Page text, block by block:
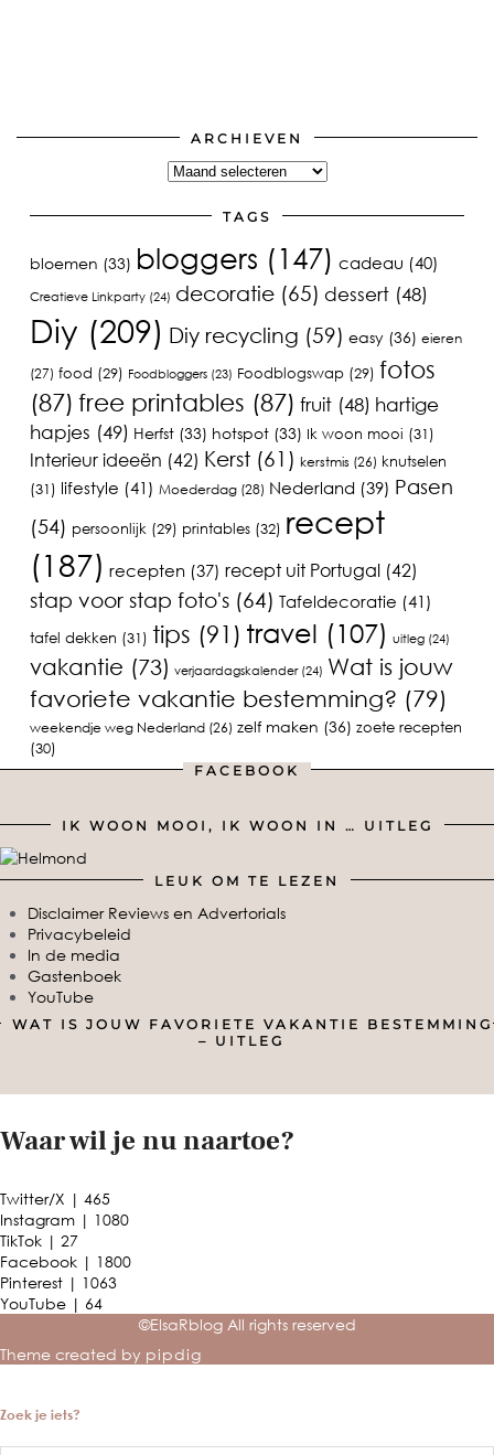
ARCHIEVEN
Archieven
TAGS
bloemen (33) bloggers (147) cadeau (40)
Creatieve Linkparty (24) decoratie (65) dessert (48)
Diy (209) Diy recycling (59) easy (36) eieren
(27) food (29) Foodbloggers (23) Foodblogswap (29) fotos
(87) free printables (87) fruit (48) hartige
hapjes (49) Herfst (33) hotspot (33) Ik woon mooi (31)
Interieur ideeën (42) Kerst (61) kerstmis (26) knutselen
(31) lifestyle (41) Moederdag (28) Nederland (39) Pasen
(54) persoonlijk (29) printables (32) recept
(187) recepten (37) recept uit Portugal (42)
stap voor stap foto's (64) Tafeldecoratie (41)
tafel dekken (31) tips (91) travel (107) uitleg (24)
vakantie (73) verjaardagskalender(24) Wat is jouw
favoriete vakantie bestemming? (79)
weekendje weg Nederland (26) zelf maken (36) zoete recepten
(30)
FACEBOOK
IK WOON MOOI, IK WOON IN … UITLEG
LEUK OM TE LEZEN
Disclaimer Reviews en Advertorials
Privacybeleid
In de media
Gastenboek
YouTube
WAT IS JOUW FAVORIETE VAKANTIE BESTEMMING
– UITLEG
Waar wil je nu naartoe?
Twitter/X | 465
Instagram | 1080
TikTok | 27
Facebook | 1800
Pinterest | 1063
YouTube | 64
©ElsaRblog All rights reserved
Theme created by pipdig
Zoek je iets?